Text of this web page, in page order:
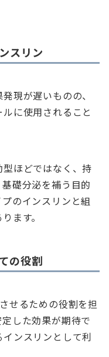
スリン
現が遅いものの、
に使用されること
ほどではなく、持
礎分泌を補う目的
のインスリンと組
ます。
の役割
せるための役割を担
した効果が期待で
ンスリンとして利